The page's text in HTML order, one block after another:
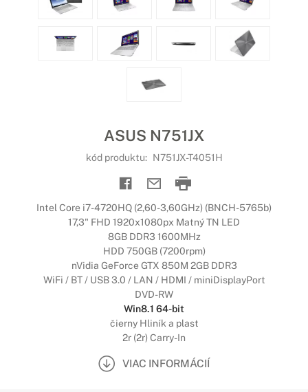
ASUS N751JX
kód produktu: N751JX-T4051H
Intel Core i7-4720HQ (2,60-3,60GHz) (BNCH-5765b)
17,3" FHD 1920x1080px Matný TN LED
8GB DDR3 1600MHz
HDD 750GB (7200rpm)
nVidia GeForce GTX 850M 2GB DDR3
WiFi / BT / USB 3.0 / LAN / HDMI / miniDisplayPort
DVD-RW
Win8.1 64-bit
čierny Hliník a plast
2r (2r) Carry-In
VIAC INFORMÁCIÍ